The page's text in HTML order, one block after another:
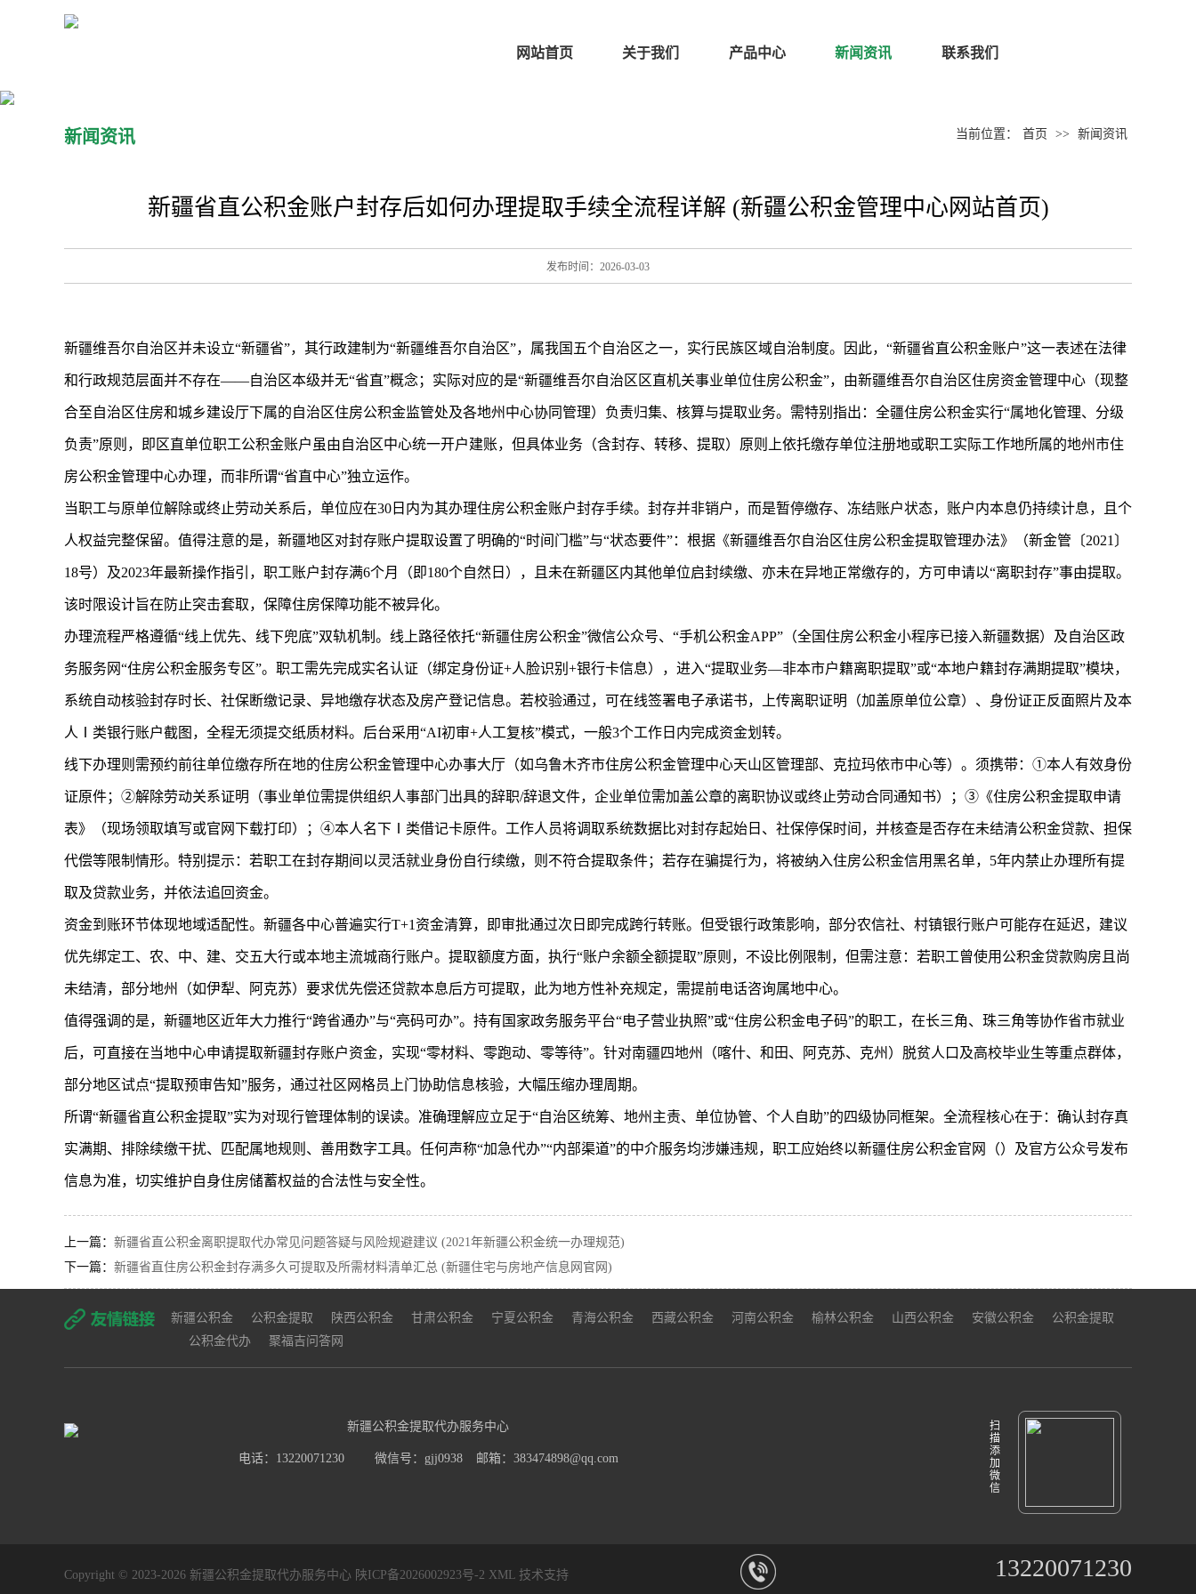
网站首页 关于我们 产品中心 新闻资讯 联系我们
新闻资讯 当前位置： 首页 >> 新闻资讯
新疆省直公积金账户封存后如何办理提取手续全流程详解 (新疆公积金管理中心网站首页)
发布时间：2026-03-03
新疆维吾尔自治区并未设立“新疆省”，其行政建制为“新疆维吾尔自治区”，属我国五个自治区之一，实行民族区域自治制度。因此，“新疆省直公积金账户”这一表述在法律
和行政规范层面并不存在——自治区本级并无“省直”概念；实际对应的是“新疆维吾尔自治区区直机关事业单位住房公积金”，由新疆维吾尔自治区住房资金管理中心（现整
合至自治区住房和城乡建设厅下属的自治区住房公积金监管处及各地州中心协同管理）负责归集、核算与提取业务。需特别指出：全疆住房公积金实行“属地化管理、分级
负责”原则，即区直单位职工公积金账户虽由自治区中心统一开户建账，但具体业务（含封存、转移、提取）原则上依托缴存单位注册地或职工实际工作地所属的地州市住
房公积金管理中心办理，而非所谓“省直中心”独立运作。
当职工与原单位解除或终止劳动关系后，单位应在30日内为其办理住房公积金账户封存手续。封存并非销户，而是暂停缴存、冻结账户状态，账户内本息仍持续计息，且个
人权益完整保留。值得注意的是，新疆地区对封存账户提取设置了明确的“时间门槛”与“状态要件”：根据《新疆维吾尔自治区住房公积金提取管理办法》（新金管〔2021〕
18号）及2023年最新操作指引，职工账户封存满6个月（即180个自然日），且未在新疆区内其他单位启封续缴、亦未在异地正常缴存的，方可申请以“离职封存”事由提取。
该时限设计旨在防止突击套取，保障住房保障功能不被异化。
办理流程严格遵循“线上优先、线下兜底”双轨机制。线上路径依托“新疆住房公积金”微信公众号、“手机公积金APP”（全国住房公积金小程序已接入新疆数据）及自治区政
务服务网“住房公积金服务专区”。职工需先完成实名认证（绑定身份证+人脸识别+银行卡信息），进入“提取业务—非本市户籍离职提取”或“本地户籍封存满期提取”模块，
系统自动核验封存时长、社保断缴记录、异地缴存状态及房产登记信息。若校验通过，可在线签署电子承诺书，上传离职证明（加盖原单位公章）、身份证正反面照片及本
人Ⅰ类银行账户截图，全程无须提交纸质材料。后台采用“AI初审+人工复核”模式，一般3个工作日内完成资金划转。
线下办理则需预约前往单位缴存所在地的住房公积金管理中心办事大厅（如乌鲁木齐市住房公积金管理中心天山区管理部、克拉玛依市中心等）。须携带：①本人有效身份
证原件；②解除劳动关系证明（事业单位需提供组织人事部门出具的辞职/辞退文件，企业单位需加盖公章的离职协议或终止劳动合同通知书）；③《住房公积金提取申请
表》（现场领取填写或官网下载打印）；④本人名下Ⅰ类借记卡原件。工作人员将调取系统数据比对封存起始日、社保停保时间，并核查是否存在未结清公积金贷款、担保
代偿等限制情形。特别提示：若职工在封存期间以灵活就业身份自行续缴，则不符合提取条件；若存在骗提行为，将被纳入住房公积金信用黑名单，5年内禁止办理所有提
取及贷款业务，并依法追回资金。
资金到账环节体现地域适配性。新疆各中心普遍实行T+1资金清算，即审批通过次日即完成跨行转账。但受银行政策影响，部分农信社、村镇银行账户可能存在延迟，建议
优先绑定工、农、中、建、交五大行或本地主流城商行账户。提取额度方面，执行“账户余额全额提取”原则，不设比例限制，但需注意：若职工曾使用公积金贷款购房且尚
未结清，部分地州（如伊犁、阿克苏）要求优先偿还贷款本息后方可提取，此为地方性补充规定，需提前电话咨询属地中心。
值得强调的是，新疆地区近年大力推行“跨省通办”与“亮码可办”。持有国家政务服务平台“电子营业执照”或“住房公积金电子码”的职工，在长三角、珠三角等协作省市就业
后，可直接在当地中心申请提取新疆封存账户资金，实现“零材料、零跑动、零等待”。针对南疆四地州（喀什、和田、阿克苏、克州）脱贫人口及高校毕业生等重点群体，
部分地区试点“提取预审告知”服务，通过社区网格员上门协助信息核验，大幅压缩办理周期。
所谓“新疆省直公积金提取”实为对现行管理体制的误读。准确理解应立足于“自治区统筹、地州主责、单位协管、个人自助”的四级协同框架。全流程核心在于：确认封存真
实满期、排除续缴干扰、匹配属地规则、善用数字工具。任何声称“加急代办”“内部渠道”的中介服务均涉嫌违规，职工应始终以新疆住房公积金官网（）及官方公众号发布
信息为准，切实维护自身住房储蓄权益的合法性与安全性。
上一篇： 新疆省直公积金离职提取代办常见问题答疑与风险规避建议 (2021年新疆公积金统一办理规范)
下一篇： 新疆省直住房公积金封存满多久可提取及所需材料清单汇总 (新疆住宅与房地产信息网官网)
新疆公积金 公积金提取 陕西公积金 甘肃公积金 宁夏公积金 青海公积金 西藏公积金 河南公积金 榆林公积金 山西公积金 安徽公积金
公积金提取
公积金代办
聚福吉问答网
新疆公积金提取代办服务中心
电话：13220071230 微信号：gjj0938 邮箱：383474898@qq.com
扫
描
添
加
微
信
Copyright © 2023-2026 新疆公积金提取代办服务中心 陕ICP备2026002923号-2 XML 技术支持 13220071230